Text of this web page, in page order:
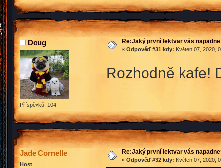
Doug
Příspěvků: 104
Re:Jaký první lektvar vás
« Odpověď #31 kdy: Květen 07, 2020,
Rozhodně kafe!
Jade Cornelle
Host
Re:Jaký první lektvar vás
« Odpověď #32 kdy: Květen 07, 2020,